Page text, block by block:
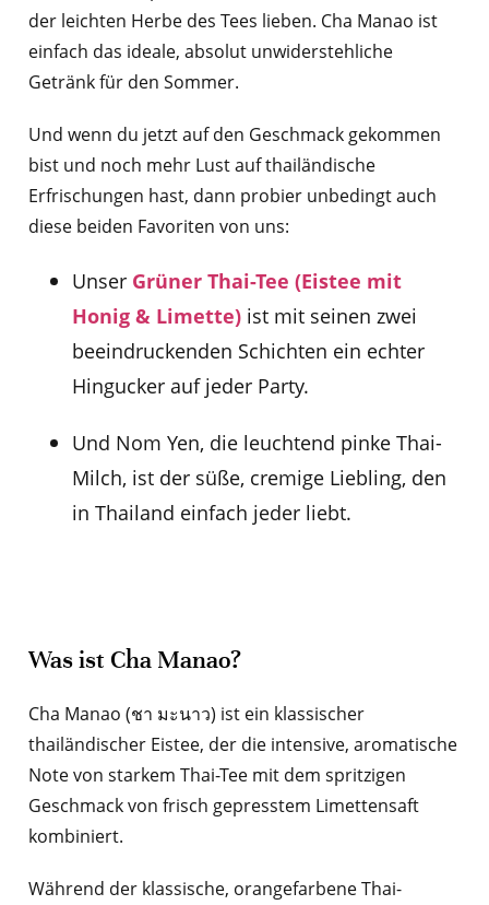
der leichten Herbe des Tees lieben. Cha Manao ist
einfach das ideale, absolut unwiderstehliche
Getränk für den Sommer.
Und wenn du jetzt auf den Geschmack gekommen
bist und noch mehr Lust auf thailändische
Erfrischungen hast, dann probier unbedingt auch
diese beiden Favoriten von uns:
Unser Grüner Thai-Tee (Eistee mit
Honig & Limette)ist mit seinen zwei
beeindruckenden Schichten ein echter
Hingucker auf jeder Party.
Und Nom Yen, die leuchtend pinke Thai-
Milch, ist der süße, cremige Liebling, den
in Thailand einfach jeder liebt.
Was ist Cha Manao?
Cha Manao (ชา มะนาว) ist ein klassischer
thailändischer Eistee, der die intensive, aromatische
Note von starkem Thai-Tee mit dem spritzigen
Geschmack von frisch gepresstem Limettensaft
kombiniert.
Während der klassische, orangefarbene Thai-